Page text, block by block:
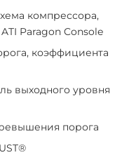
компрессора,
Paragon Console
коэффициента
выходного уровня
порога